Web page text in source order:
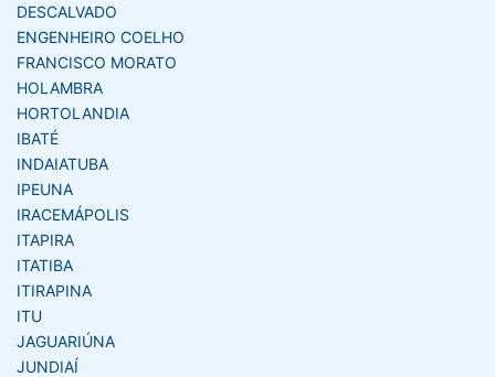
DESCALVADO
ENGENHEIRO COELHO
FRANCISCO MORATO
HOLAMBRA
HORTOLANDIA
IBATÉ
INDAIATUBA
IPEUNA
IRACEMÁPOLIS
ITAPIRA
ITATIBA
ITIRAPINA
ITU
JAGUARIÚNA
JUNDIAÍ